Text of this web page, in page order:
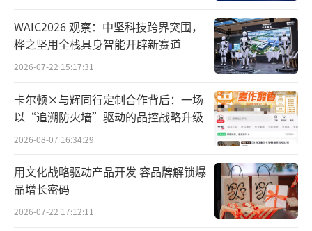
WAIC2026 观察：中坚科技跨界突围，
桦之坚用全栈具身智能开辟新赛道
2026-07-22 15:17:31
卡尔顿×与辉同行定制合作背后：一场
以“追溯防火墙”驱动的品控战略升级
2026-08-07 16:34:29
用文化战略驱动产品开发 容品牌解锁爆
品增长密码
2026-07-22 17:12:11